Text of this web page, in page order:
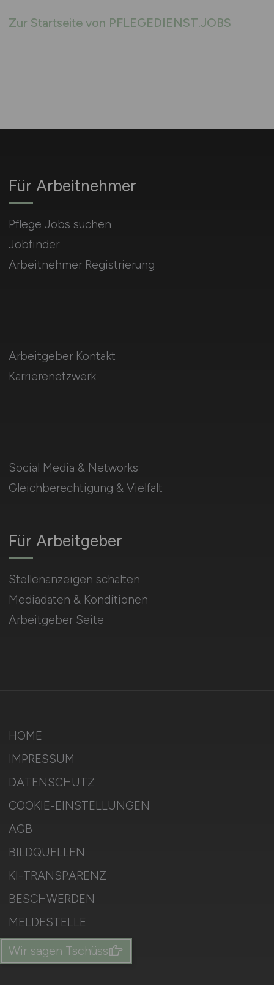
Zur Startseite von PFLEGEDIENST.JOBS
Für Arbeitnehmer
Pflege Jobs suchen
Jobfinder
Arbeitnehmer Registrierung
Social Media & Networks
Gleichberechtigung & Vielfalt
Für Arbeitgeber
Stellenanzeigen schalten
Mediadaten & Konditionen
Arbeitgeber Seite
Arbeitgeber Kontakt
Karrierenetzwerk
HOME
IMPRESSUM
DATENSCHUTZ
COOKIE-EINSTELLUNGEN
AGB
BILDQUELLEN
KI-TRANSPARENZ
BESCHWERDEN
MELDESTELLE
SITEMAP
Wir sagen Tschüss